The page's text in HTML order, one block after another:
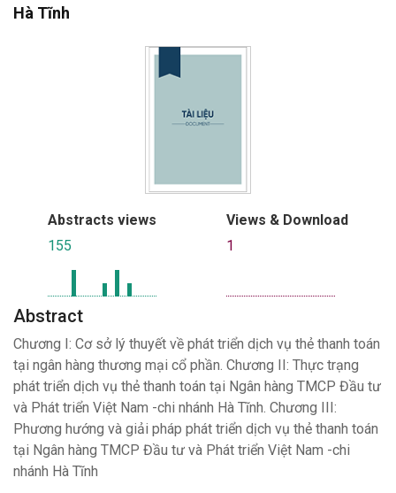
Hà Tĩnh
Abstracts views
155
Views & Download
1
Abstract
Chương I: Cơ sở lý thuyết về phát triển dịch vụ thẻ thanh toán
tại ngân hàng thương mại cổ phần. Chương II: Thực trạng
phát triển dịch vụ thẻ thanh toán tại Ngân hàng TMCP Đầu tư
và Phát triển Việt Nam -chi nhánh Hà Tĩnh. Chương III:
Phương hướng và giải pháp phát triển dịch vụ thẻ thanh toán
tại Ngân hàng TMCP Đầu tư và Phát triển Việt Nam -chi
nhánh Hà Tĩnh